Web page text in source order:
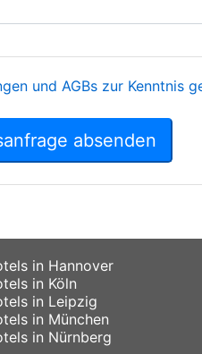
und AGBs zur Kenntnis
absenden
in Hannover
in Köln
in Leipzig
in München
in Nürnberg